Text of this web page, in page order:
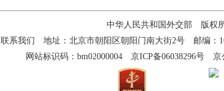
中华人民共和国外交部 版权
联系我们 地址：北京市朝阳区朝阳门南大街2号 邮编：
网站标识码：bm02000004 京ICP备06038296号 京